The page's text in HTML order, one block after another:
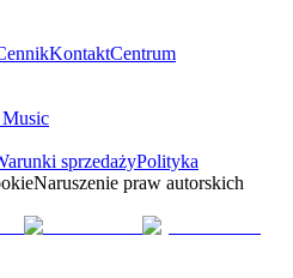
KontaktCentrum
Music
sprzedażyPolityka
Naruszenie praw autorskich